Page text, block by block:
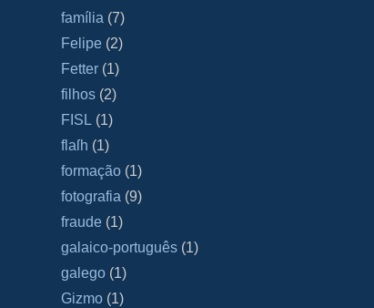
família (7)
Felipe (2)
Fetter (1)
filhos (2)
FISL (1)
flaſh (1)
formação (1)
fotografia (9)
fraude (1)
galaico‐português (1)
galego (1)
Gizmo (1)